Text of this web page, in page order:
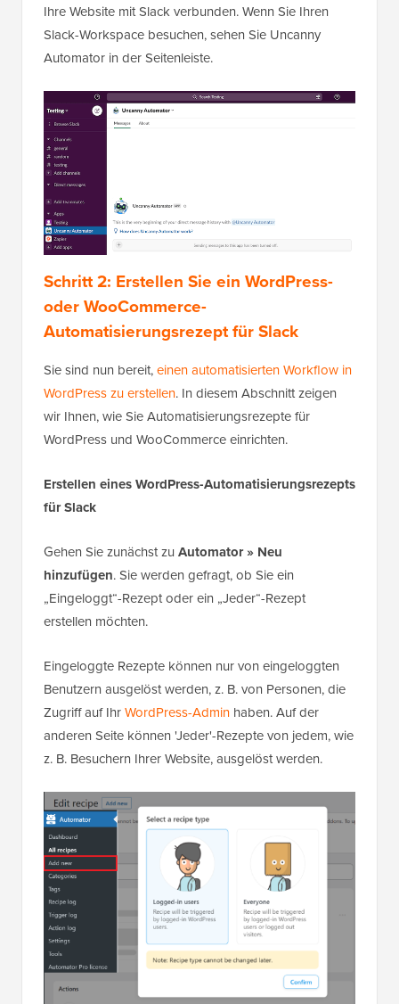
Ihre Website mit Slack verbunden. Wenn Sie Ihren
Slack-Workspace besuchen, sehen Sie Uncanny
Automator in der Seitenleiste.
Schritt 2: Erstellen Sie ein WordPress-
oder WooCommerce-
Automatisierungsrezept für Slack
Sie sind nun bereit,einen automatisierten Workflow in
WordPress zu erstellen. In diesem Abschnitt zeigen
wir Ihnen, wie Sie Automatisierungsrezepte für
WordPress und WooCommerce einrichten.
Erstellen eines WordPress-Automatisierungsrezepts
für Slack
Gehen Sie zunächst zu Automator » Neu
hinzufügen. Sie werden gefragt, ob Sie ein
„Eingeloggt“-Rezept oder ein „Jeder“-Rezept
erstellen möchten.
Eingeloggte Rezepte können nur von eingeloggten
Benutzern ausgelöst werden, z. B. von Personen, die
Zugriff auf IhrWordPress-Admin haben. Auf der
anderen Seite können 'Jeder'-Rezepte von jedem, wie
z. B. Besuchern Ihrer Website, ausgelöst werden.